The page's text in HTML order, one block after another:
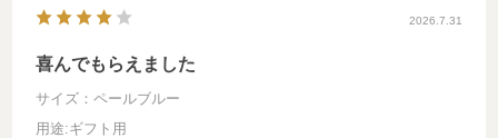
2026.7.31
喜んでもらえました
サイズ：ペールブルー
用途:ギフト用